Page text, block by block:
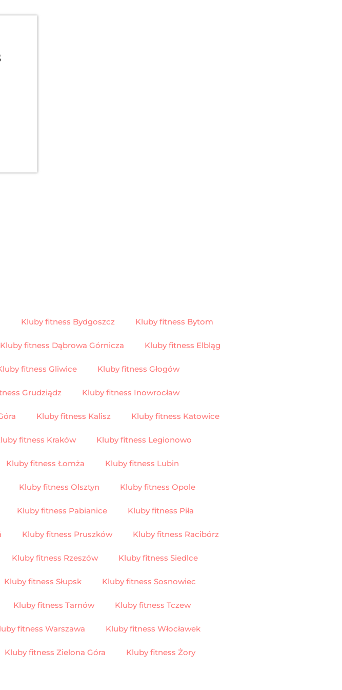
Kluby fitness Bydgoszcz Kluby fitness Bytom
Kluby fitness Dąbrowa Górnicza Kluby fitness Elbląg
fitness Gliwice Kluby fitness Głogów
Grudziądz Kluby fitness Inowrocław
Kluby fitness Kalisz Kluby fitness Katowice
fitness Kraków Kluby fitness Legionowo
Kluby fitness Łomża Kluby fitness Lubin
Kluby fitness Olsztyn Kluby fitness Opole
Kluby fitness Pabianice Kluby fitness Piła
Kluby fitness Pruszków Kluby fitness Racibórz
Kluby fitness Rzeszów Kluby fitness Siedlce
Kluby fitness Słupsk Kluby fitness Sosnowiec
Kluby fitness Tarnów Kluby fitness Tczew
fitness Warszawa Kluby fitness Włocławek
Kluby fitness Zielona Góra Kluby fitness Żory